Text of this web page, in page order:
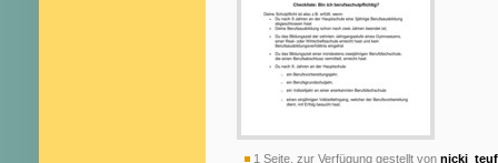
1 Seite, zur Verfügung gestellt von